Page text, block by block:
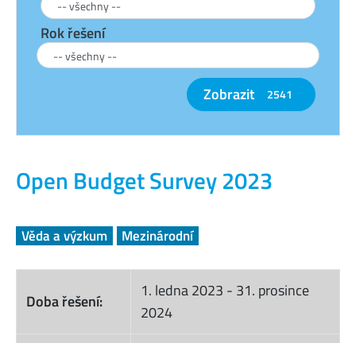
Open Budget Survey 2023
Věda a výzkum Mezinárodní
Doba řešení:
1. ledna 2023 - 31. prosince
2024
Rok řešení
Zobrazit 2541